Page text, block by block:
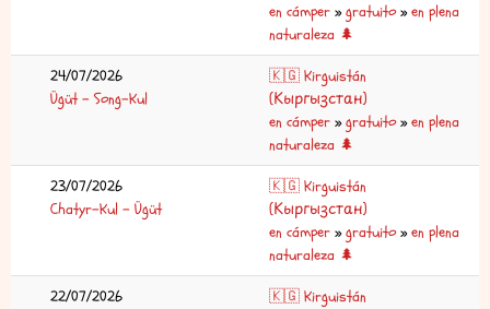
en cámper »gratuito»en plena
naturaleza 🌲
24/07/2026
Ügüt – Song-Kul
🇰🇬 Kirguistán
(Кыргызстан)
en cámper »gratuito»en plena
naturaleza 🌲
23/07/2026
Chatyr-Kul – Ügüt
🇰🇬 Kirguistán
(Кыргызстан)
en cámper »gratuito»en plena
naturaleza 🌲
22/07/2026
🇰🇬 Kirguistán